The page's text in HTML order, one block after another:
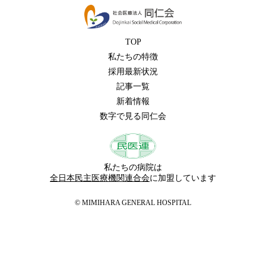
TOP
私たちの特徴
採用最新状況
記事一覧
新着情報
数字で見る同仁会
私たちの病院は
全日本民主医療機関連合会に加盟しています
© MIMIHARA GENERAL HOSPITAL